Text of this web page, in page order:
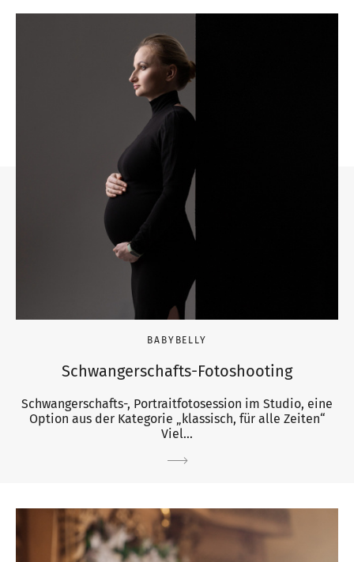
BABYBELLY
Schwangerschafts-Fotoshooting
Schwangerschafts-, Portraitfotosession im Studio, eine
Option aus der Kategorie „klassisch, für alle Zeiten“
Viel...